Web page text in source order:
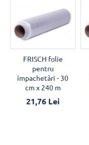
FRISCH folie
pentru
împachetări - 30
cm x 240 m
21,76 Lei